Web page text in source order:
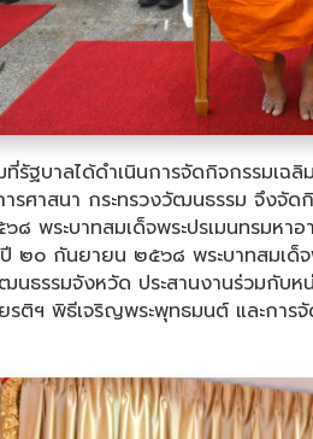
ฐบาลได้ดำเนินการจัดกิจกรรมเฉ
าสนา กระทรวงวัฒนธรรม จึงจั
พระบาทสมเด็จพระปรเมนทรมห
๒๐ กันยายน ๒๕๖๘ พระบาทสมเ
รรมจังหวัด ประสานงานร่วมกับ
รติฯ พิธีเจริญพระพุทธมนต์ และก